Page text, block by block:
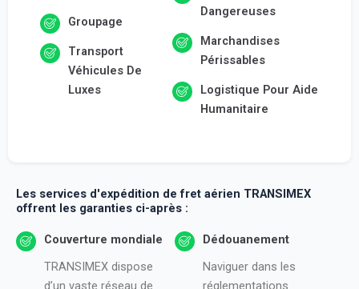
Groupage
Transport
Véhicules De
Luxes
Dangereuses
Marchandises
Périssables
Logistique Pour Aide
Humanitaire
Les services d'expédition de fret aérien TRANSIMEX
offrent les garanties ci-après :
Couverture mondiale
TRANSIMEX dispose
d’un vaste réseau de
Dédouanement
Naviguer dans les
réglementations